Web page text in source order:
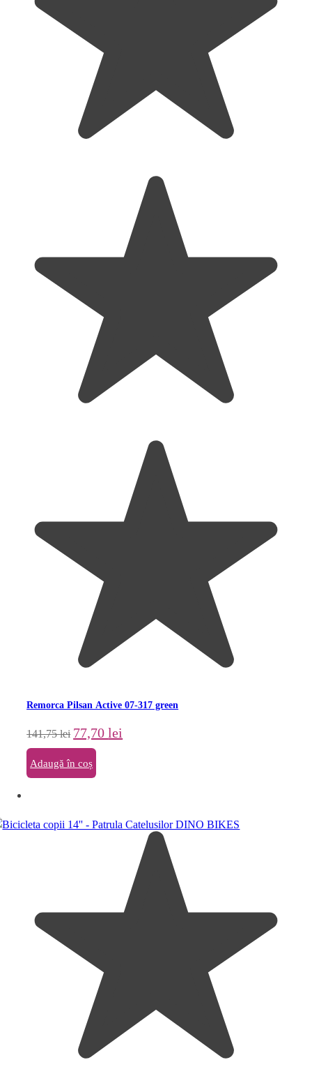
Remorca Pilsan Active 07-317 green
141,75lei Prețul
inițial
a
fost:
77,70lei
Adaugă în coș